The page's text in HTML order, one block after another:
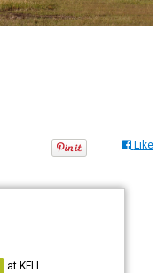
Like
atKFLL